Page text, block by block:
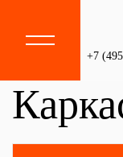
+7
Главная —